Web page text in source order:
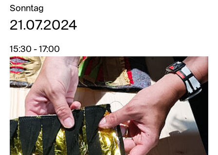
Sonntag
21.07.2024
15:30 - 17:00